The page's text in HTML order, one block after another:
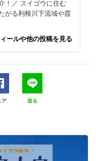
！／ スイゴウに住む
がる利根川下流域や霞
ールや他の投稿を見る
ア 送る